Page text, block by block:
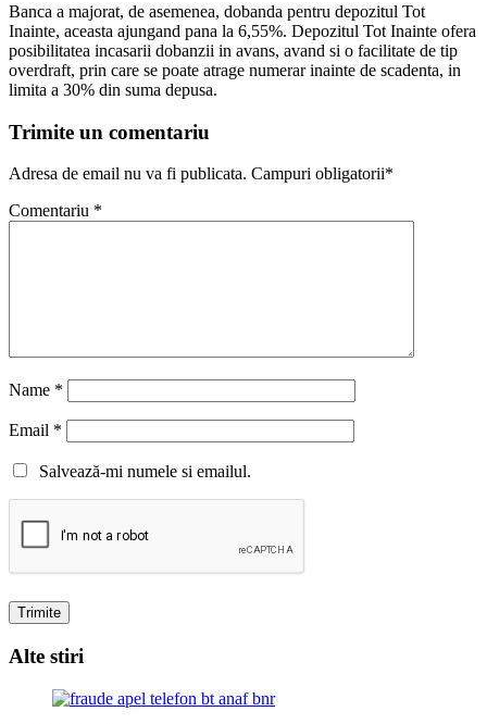
Banca a majorat, de asemenea, dobanda pentru depozitul Tot
Inainte, aceasta ajungand pana la 6,55%. Depozitul Tot Inainte ofera
posibilitatea incasarii dobanzii in avans, avand si o facilitate de tip
overdraft, prin care se poate atrage numerar inainte de scadenta, in
limita a 30% din suma depusa.
Trimite un comentariu
Adresa de email nu va fi publicata. Campuri obligatorii*
Comentariu *
Name *
Email *
Salvează-mi numele si emailul.
Alte stiri